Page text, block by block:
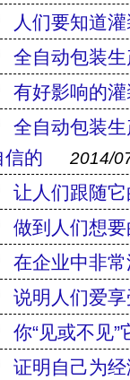
人们要知道
全自动包装
有好影响的
全自动包装
信的
2014/
让人们跟随
做到人们想
在企业中非
说明人们爱
你“见或不见
证明自己为